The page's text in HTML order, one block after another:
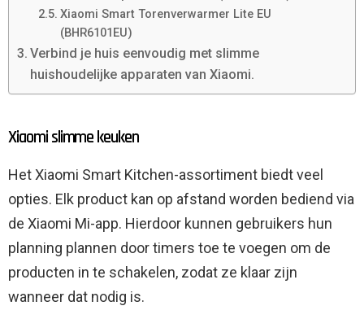
Xiaomi Smart Torenverwarmer Lite EU
(BHR6101EU)
Verbind je huis eenvoudig met slimme
huishoudelijke apparaten van Xiaomi.
Xiaomi slimme keuken
Het Xiaomi Smart Kitchen-assortiment biedt veel
opties. Elk product kan op afstand worden bediend via
de Xiaomi Mi-app. Hierdoor kunnen gebruikers hun
planning plannen door timers toe te voegen om de
producten in te schakelen, zodat ze klaar zijn
wanneer dat nodig is.